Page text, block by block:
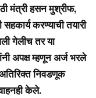
मंत्री हसन मुश्रीफ,
करण्याची तयारी
गेलीच तर या
अपक्ष म्हणून अर्ज भरले
निवडणूक
केले.